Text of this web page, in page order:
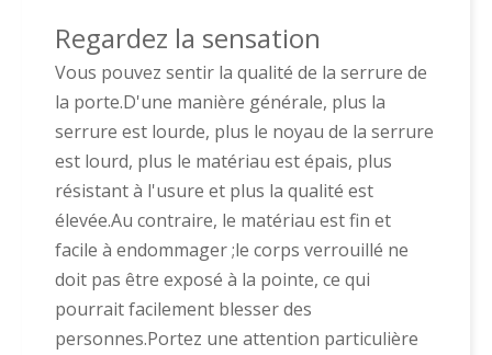
Regardez la sensation
Vous pouvez sentir la qualité de la serrure de
la porte.D'une manière générale, plus la
serrure est lourde, plus le noyau de la serrure
est lourd, plus le matériau est épais, plus
résistant à l'usure et plus la qualité est
élevée.Au contraire, le matériau est fin et
facile à endommager ;le corps verrouillé ne
doit pas être exposé à la pointe, ce qui
pourrait facilement blesser des
personnes.Portez une attention particulière